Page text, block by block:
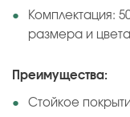
Комплектация:
размера и
Преимущества:
Стойкое